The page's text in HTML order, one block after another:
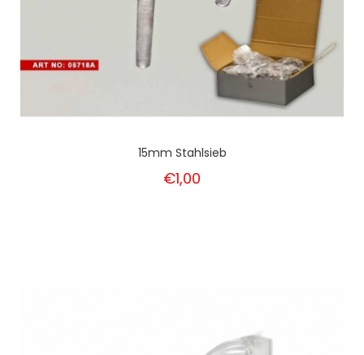
15mm Stahlsieb
€1,00